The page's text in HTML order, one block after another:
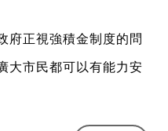
府正視強積金制度的問
大市民都可以有能力安